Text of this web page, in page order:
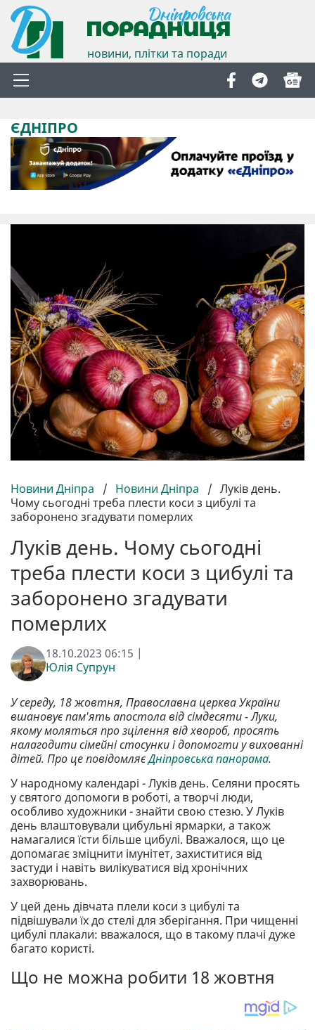
новини, плітки та поради
ЄДНІПРО
Новини Дніпра / Новини Дніпра / Луків день.
Чому сьогодні треба плести коси з цибулі та
заборонено згадувати померлих
Луків день. Чому сьогодні
треба плести коси з цибулі та
заборонено згадувати
померлих
18.10.2023 06:15 |
Юлія Супрун
У середу, 18 жовтня, Православна церква України
вшановує пам'ять апостола від сімдесяти - Луки,
якому моляться про зцілення від хвороб, просять
налагодити сімейні стосунки і допомогти у вихованні
дітей. Про це повідомляєДніпровська панорама.
У народному календарі - Луків день. Селяни просять
у святого допомоги в роботі, а творчі люди,
особливо художники - знайти свою стезю. У Луків
день влаштовували цибульні ярмарки, а також
намагалися їсти більше цибулі. Вважалося, що це
допомагає зміцнити імунітет, захиститися від
застуди і навіть вилікуватися від хронічних
захворювань.
У цей день дівчата плели коси з цибулі та
підвішували їх до стелі для зберігання. При чищенні
цибулі плакали: вважалося, що в такому плачі дуже
багато користі.
Що не можна робити 18 жовтня